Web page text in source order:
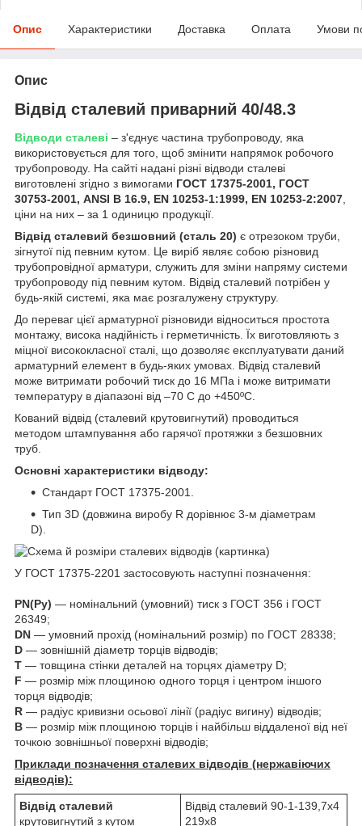
Опис Характеристики Доставка Оплата Умови
Опис
Відвід сталевий приварний 40/48.3
Відводи сталеві – з'єднує частина трубопроводу, яка
використовується для того, щоб змінити напрямок робочого
трубопроводу. На сайті надані різні відводи сталеві
виготовлені згідно з вимогами ГОСТ 17375-2001, ГОСТ
30753-2001, ANSI B 16.9, EN 10253-1:1999, EN 10253-2:2007,
ціни на них – за 1 одиницю продукції.
Відвід сталевий безшовний (сталь 20) є отрезоком труби,
зігнутої під певним кутом. Це виріб являє собою різновид
трубопровідної арматури, служить для зміни напряму системи
трубопроводу під певним кутом. Відвід сталевий потрібен у
будь-якій системі, яка має розгалужену структуру.
До переваг цієї арматурної різновиди відноситься простота
монтажу, висока надійність і герметичність. Їх виготовляють з
міцної висококласної сталі, що дозволяє експлуатувати даний
арматурний елемент в будь-яких умовах. Відвід сталевий
може витримати робочий тиск до 16 МПа і може витримати
температуру в діапазоні від –70 C до +450ºC.
Кований відвід (сталевий крутовигнутий) проводиться
методом штампування або гарячої протяжки з безшовних
труб.
Основні характеристики відводу:
Стандарт ГОСТ 17375-2001.
Тип 3D (довжина виробу R дорівнює 3-м діаметрам
D).
У ГОСТ 17375-2201 застосовують наступні позначення:
PN(Ру) — номінальний (умовний) тиск з ГОСТ 356 і ГОСТ
26349;
DN — умовний прохід (номінальний розмір) по ГОСТ 28338;
D — зовнішній діаметр торців відводів;
T — товщина стінки деталей на торцях діаметру D;
F — розмір між площиною одного торця і центром іншого
торця відводів;
R — радіус кривизни осьової лінії (радіус вигину) відводів;
B — розмір між площиною торців і найбільш віддаленої від неї
точкою зовнішньої поверхні відводів;
Приклади позначення сталевих відводів (нержавіючих
відводів):
Відвід сталевий
крутовигнутий з кутом
Відвід сталевий 90-1-139,7х4
219х8